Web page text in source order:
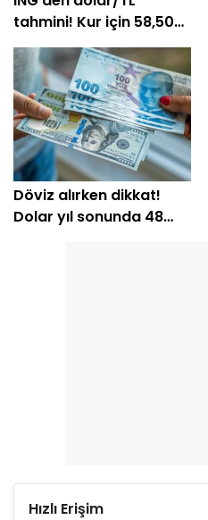
tahmini! Kur için 58,50
seviyesi öngörüldü
Döviz alırken dikkat!
Dolar yıl sonunda 48
Hızlı Erişim